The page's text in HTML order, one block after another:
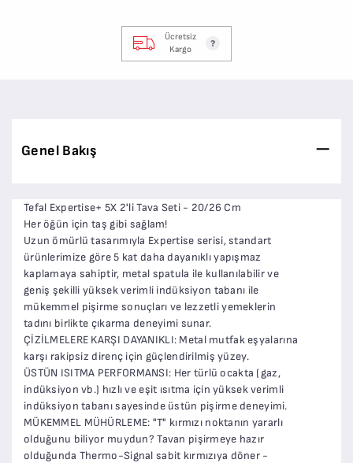
Ücretsiz
Kargo
Genel Bakış
Tefal Expertise+ 5X 2'li Tava Seti - 20/26 Cm
Her öğün için taş gibi sağlam!
Uzun ömürlü tasarımıyla Expertise serisi, standart
ürünlerimize göre 5 kat daha dayanıklı yapışmaz
kaplamaya sahiptir, metal spatula ile kullanılabilir ve
geniş şekilli yüksek verimli indüksiyon tabanı ile
mükemmel pişirme sonuçları ve lezzetli yemeklerin
tadını birlikte çıkarma deneyimi sunar.
ÇİZİLMELERE KARŞI DAYANIKLI: Metal mutfak eşyalarına
karşı rakipsiz direnç için güçlendirilmiş yüzey.
ÜSTÜN ISITMA PERFORMANSI: Her türlü ocakta (gaz,
indüksiyon vb.) hızlı ve eşit ısıtma için yüksek verimli
indüksiyon tabanı sayesinde üstün pişirme deneyimi.
MÜKEMMEL MÜHÜRLEME: "T" kırmızı noktanın yararlı
olduğunu biliyor muydun? Tavan pişirmeye hazır
olduğunda Thermo-Signal sabit kırmızıya döner -